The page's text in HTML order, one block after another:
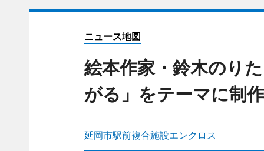
ニュース地図
絵本作家・鈴木のり
がる」をテーマに制
延岡市駅前複合施設エンクロス